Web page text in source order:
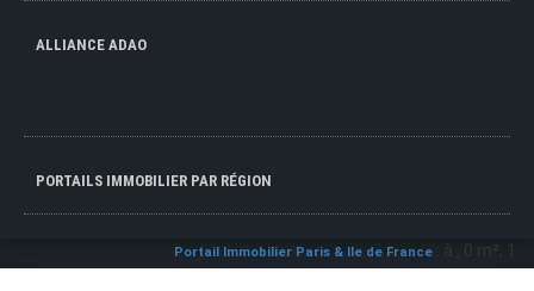
ALLIANCE ADAO
PORTAILS IMMOBILIER PAR RÉGION
Portail Immobilier Paris & Ile de France: à , 0 m², 1 890